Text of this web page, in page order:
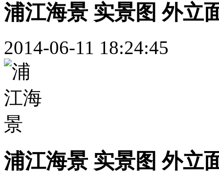
浦江海景 实景图 外立
2014-06-11 18:24:45
浦江海景 实景图 外立